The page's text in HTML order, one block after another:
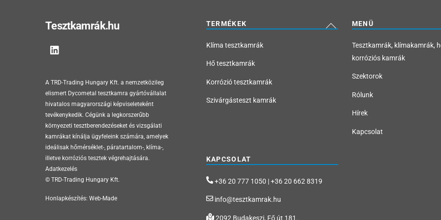
Back
Tesztkamrák.hu
A TRD-Trading Hungary Kft. a nemzetközileg
elismert Dycometal tesztkamra gyártóvállalat
hivatalos magyarországi képviseleteként
tevékenykedik. Cégünk a legkorszerűbb
környezeti tesztberendezéseket és vizsgálati
kamrákat kínálja ügyfeleink számára, amelyek
ideálisak hőmérséklet-, páratartalom-, klíma-,
illetve korróziós tesztek végrehajtására.
Adatkezelés
© TRD-Trading Hungary Kft.
Honlapkészítés: Web-Made
TERMÉKEK
Klíma tesztkamrák
Hő tesztkamrák
Korrózió tesztkamrák
Szivárgásteszt kamrák
MENÜ
Tesztkamrák, klímakamrák,
korróziós kamrák
Szektorok
Rólunk
Hírek
Kapcsolat
KAPCSOLAT
+36 20 777 1050 | +36 20 662 8319
info@tesztkamrak.hu
2092 Budakeszi, Fő út 181.